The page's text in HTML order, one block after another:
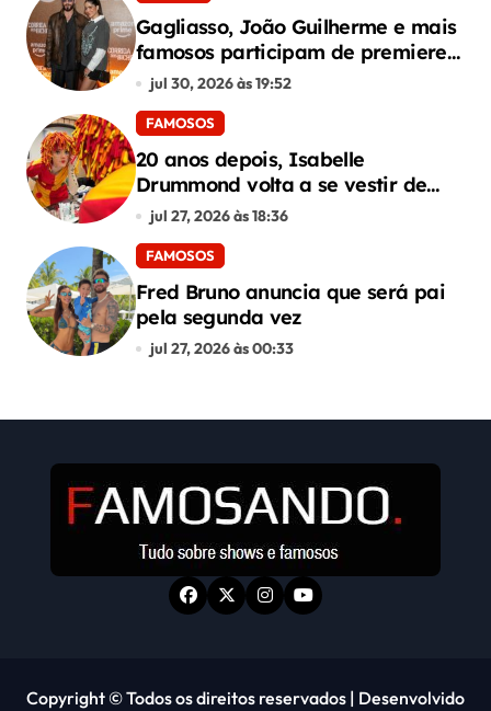
Gagliasso, João Guilherme e mais
famosos participam de premiere
de “Corrida dos Bichos”
jul 30, 2026 às 19:52
FAMOSOS
20 anos depois, Isabelle
Drummond volta a se vestir de
Emília do Sítio
jul 27, 2026 às 18:36
FAMOSOS
Fred Bruno anuncia que será pai
pela segunda vez
jul 27, 2026 às 00:33
Copyright © Todos os direitos reservados | Desenvolvido